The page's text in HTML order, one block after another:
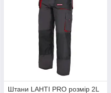
Штани LAHTI PRO розмір 2L